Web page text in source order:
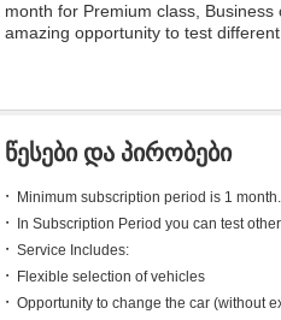
month for Premium class,
amazing opportunity to test
წესები და პირობები
Minimum subscription period is 1 month.
In Subscription Period you can test
Service Includes:
Flexible selection of vehicles
Opportunity to change the car (without